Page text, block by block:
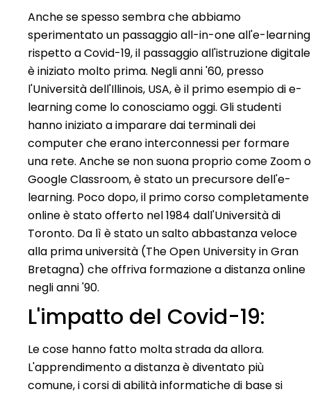
Anche se spesso sembra che abbiamo
sperimentato un passaggio all-in-one all'e-learning
rispetto a Covid-19, il passaggio all'istruzione digitale
è iniziato molto prima. Negli anni '60, presso
l'Università dell'Illinois, USA, è il primo esempio di e-
learning come lo conosciamo oggi. Gli studenti
hanno iniziato a imparare dai terminali dei
computer che erano interconnessi per formare
una rete. Anche se non suona proprio come Zoom o
Google Classroom, è stato un precursore dell'e-
learning. Poco dopo, il primo corso completamente
online è stato offerto nel 1984 dall'Università di
Toronto. Da lì è stato un salto abbastanza veloce
alla prima università (The Open University in Gran
Bretagna) che offriva formazione a distanza online
negli anni '90.
L'impatto del Covid-19:
Le cose hanno fatto molta strada da allora.
L'apprendimento a distanza è diventato più
comune, i corsi di abilità informatiche di base si